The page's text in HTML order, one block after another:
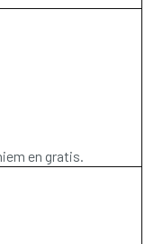
en gratis.